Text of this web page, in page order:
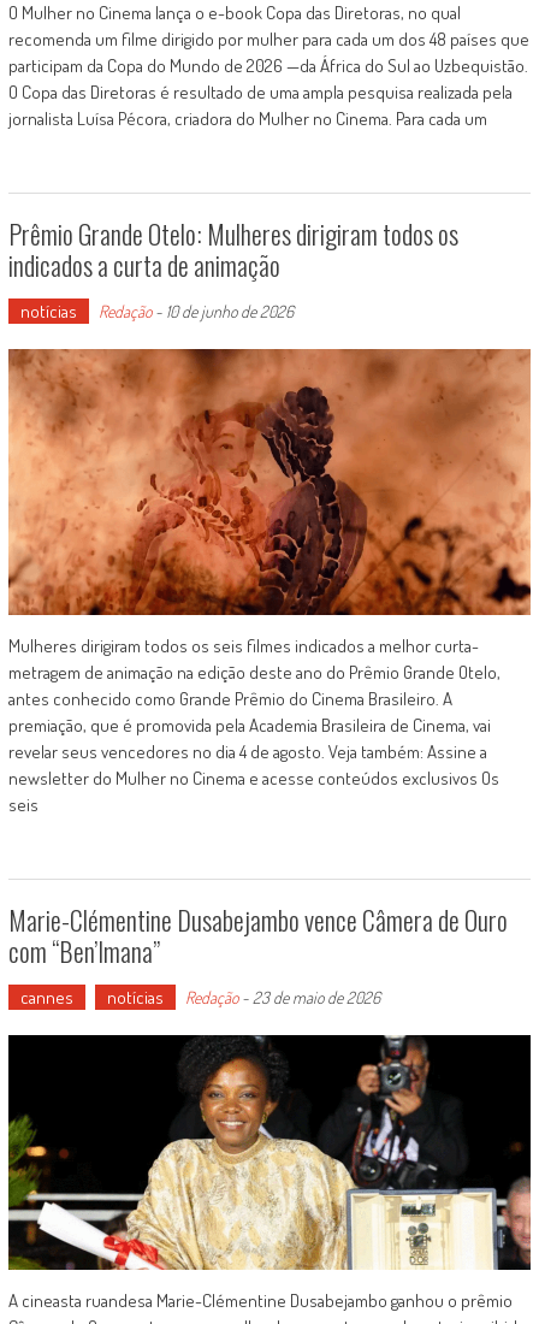
O Mulher no Cinema lança o e-book Copa das Diretoras, no qual
recomenda um filme dirigido por mulher para cada um dos 48 países que
participam da Copa do Mundo de 2026 —da África do Sul ao Uzbequistão.
O Copa das Diretoras é resultado de uma ampla pesquisa realizada pela
jornalista Luísa Pécora, criadora do Mulher no Cinema. Para cada um
Prêmio Grande Otelo: Mulheres dirigiram todos os
indicados a curta de animação
notícias Redação- 10 de junho de 2026
Mulheres dirigiram todos os seis filmes indicados a melhor curta-
metragem de animação na edição deste ano do Prêmio Grande Otelo,
antes conhecido como Grande Prêmio do Cinema Brasileiro. A
premiação, que é promovida pela Academia Brasileira de Cinema, vai
revelar seus vencedores no dia 4 de agosto. Veja também: Assine a
newsletter do Mulher no Cinema e acesse conteúdos exclusivos Os
seis
Marie-Clémentine Dusabejambo vence Câmera de Ouro
com “Ben’Imana”
cannes notícias Redação- 23 de maio de 2026
A cineasta ruandesa Marie-Clémentine Dusabejambo ganhou o prêmio